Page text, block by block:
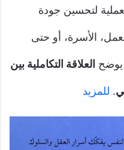
لتحسين جودة
الأسرة، أو حتى
يوضح العلاقة التكاملية بين
. للمزيد